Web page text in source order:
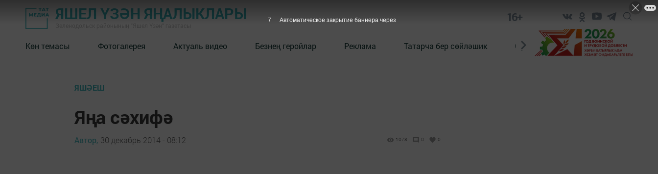
ЯШЕЛ ҮЗӘН ЯҢАЛЫКЛАРЫ 16+
Көн темасы Фотогалерея Актуаль видео Безнең геройлар Реклама Татарча бер сөйләшик Сүз тарихы Яшь хәбәрче
ЯШӘЕШ
Яңа сәхифә
Автор, 30 декабрь 2014 - 08:12 1078 0 0
6 Автоматическое закрытие баннера через